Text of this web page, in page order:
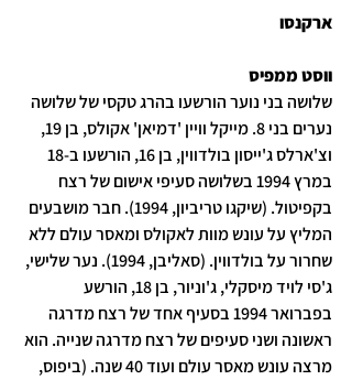
ארקנסו
ווסט ממפיס
שלושה בני נוער הורשעו בהרג טקסי של שלושה
נערים בני 8. מייקל וויין 'דמיאן' אקולס, בן 19,
במרץ 1994 בשלושה סעיפי אישום של רצח
בקפיטול. (שיקגו טריביון, 1994). חבר מושבעים
המליץ ​​על עונש מוות לאקולס ומאסר עולם ללא
שחרור על בולדווין. (סאליבן, 1994). נער שלישי,
ג'סי לויד מיסקלי, ג'וניור, בן 18, הורשע
בפברואר 1994 בסעיף אחד של רצח מדרגה
ראשונה ושני סעיפים של רצח מדרגה שנייה. הוא
מרצה עונש מאסר עולם ועוד 40 שנה. (ביפוס,